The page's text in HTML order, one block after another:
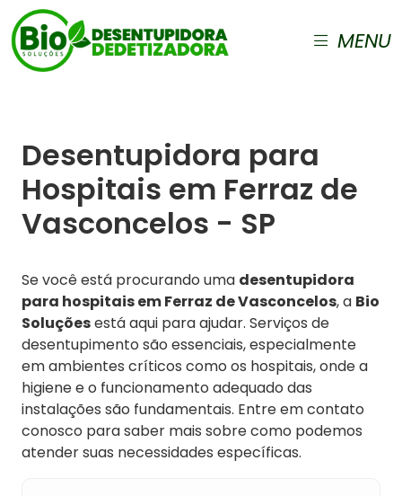
MENU
Desentupidora para
Hospitais em Ferraz de
Vasconcelos - SP
Se você está procurando uma desentupidora
para hospitais em Ferraz de Vasconcelos, a Bio
Soluçõesestá aqui para ajudar. Serviços de
desentupimento são essenciais, especialmente
em ambientes críticos como os hospitais, onde a
higiene e o funcionamento adequado das
instalações são fundamentais. Entre em contato
conosco para saber mais sobre como podemos
atender suas necessidades específicas.